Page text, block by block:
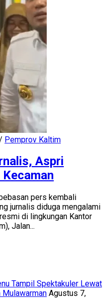
/ Pemprov Kaltim
Aspri
pers kembali
jurnalis diduga mengalami
di lingkungan Kantor
Jalan...
Tampil Spektakuler Lewat
Agustus 7,